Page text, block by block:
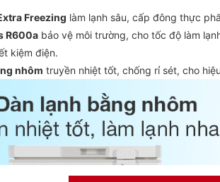
Freezing làm lạnh sâu, cấp đông thực
R600a bảo vệ môi trường, cho tốc độ làm
kiệm điện.
nhôm truyền nhiệt tốt, chống rỉ sét, cho